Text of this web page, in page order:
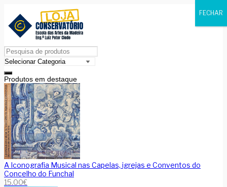
Produtos em destaque
A Iconografia Musical nas Capelas, igrejas e Conventos do
Concelho do Funchal
15.00€
FECHAR